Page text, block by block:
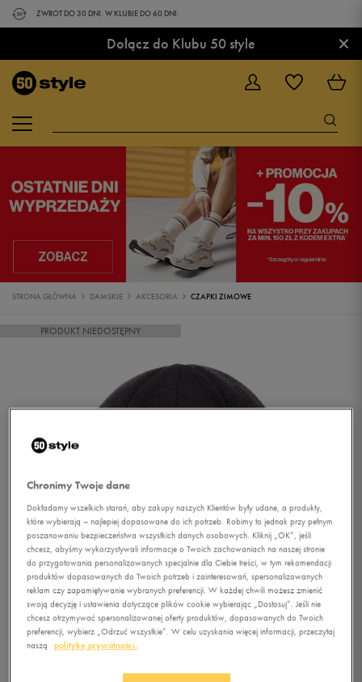
ZWROT DO 30 DNI. W KLUBIE DO 60 DNI.
Dołącz do Klubu 50 style ×
STRONA GŁÓWNA DAMSKIE AKCESORIA CZAPKI ZIMOWE
PRODUKT NIEDOSTĘPNY
Chronimy Twoje dane
Dokładamy wszelkich starań, aby zakupy naszych Klientów były udane, a produkty,
które wybierają – najlepiej dopasowane do ich potrzeb. Robimy to jednak przy pełnym
poszanowaniu bezpieczeństwa wszystkich danych osobowych. Kliknij „OK”, jeśli
chcesz, abyśmy wykorzystywali informacje o Twoich zachowaniach na naszej stronie
do przygotowania personalizowanych specjalnie dla Ciebie treści, w tym rekomendacji
produktów dopasowanych do Twoich potrzeb i zainteresowań, spersonalizowanych
reklam czy zapamiętywanie wybranych preferencji. W każdej chwili możesz zmienić
swoją decyzję i ustawienia dotyczące plików cookie wybierając „Dostosuj”. Jeśli nie
chcesz otrzymywać spersonalizowanej oferty produktów, dopasowanych do Twoich
preferencji, wybierz „Odrzuć wszystkie”. W celu uzyskania więcej informacji, przeczytaj
naszą
politykę prywatności.